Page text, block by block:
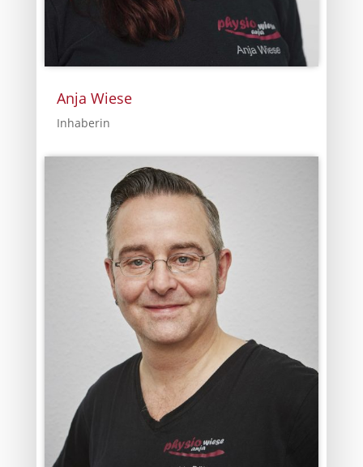
Anja Wiese
Inhaberin